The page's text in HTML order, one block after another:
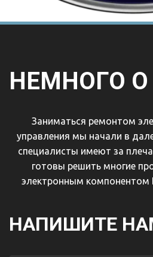
НЕМНОГО
Заниматься ремонтом
управления мы начали в
специалисты имеют за
готовы решить многие
электронным компонентом
НАПИШИТЕ